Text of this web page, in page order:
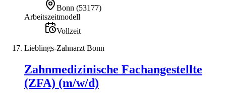
Bonn (53177)
Arbeitszeitmodell
Vollzeit
Lieblings-Zahnarzt Bonn
Zahnmedizinische Fachangestellte
(ZFA) (m/w/d)